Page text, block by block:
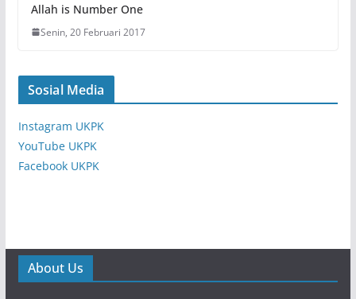
Allah is Number One
Senin, 20 Februari 2017
Sosial Media
Instagram UKPK
YouTube UKPK
Facebook UKPK
About Us